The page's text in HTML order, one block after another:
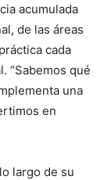
acumulada
de las áreas
cada
“Sabemos qué
una
en
largo de su